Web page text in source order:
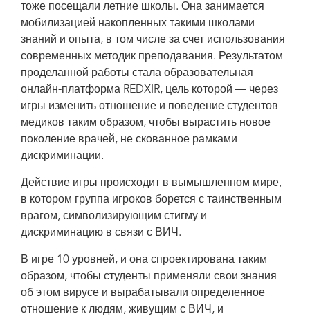
тоже посещали летние школы. Она занимается
мобилизацией накопленных такими школами
знаний и опыта, в том числе за счет использования
современных методик преподавания. Результатом
проделанной работы стала образовательная
онлайн-платформа REDXIR, цель которой — через
игры изменить отношение и поведение студентов-
медиков таким образом, чтобы вырастить новое
поколение врачей, не скованное рамками
дискриминации.
Действие игры происходит в вымышленном мире,
в котором группа игроков борется с таинственным
врагом, символизирующим стигму и
дискриминацию в связи с ВИЧ.
В игре 10 уровней, и она спроектирована таким
образом, чтобы студенты применяли свои знания
об этом вирусе и вырабатывали определенное
отношение к людям, живущим с ВИЧ, и